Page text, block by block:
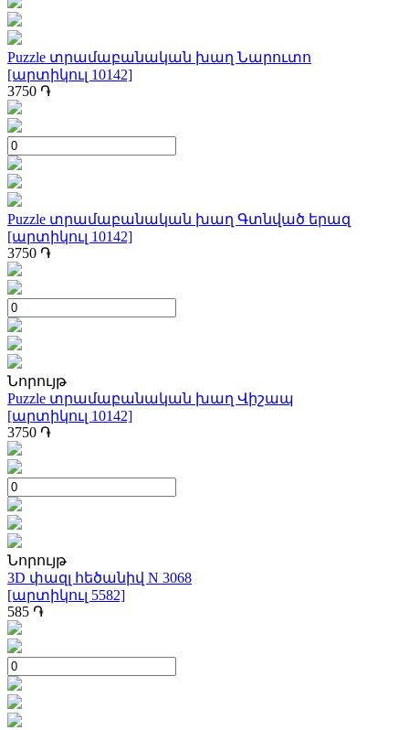
Puzzle տրամաբանական խաղ Նարուտո
[արտիկուլ 10142]
3750 ֏
Puzzle տրամաբանական խաղ Գտնված երազ
[արտիկուլ 10142]
3750 ֏
Նորույթ
Puzzle տրամաբանական խաղ Վիշապ
[արտիկուլ 10142]
3750 ֏
Նորույթ
3D փազլ հեծանիվ N 3068
[արտիկուլ 5582]
585 ֏